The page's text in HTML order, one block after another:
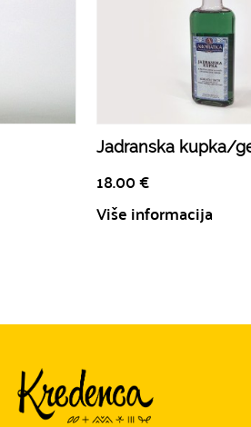
Jadranska kupka/
18.00€
Više informacija